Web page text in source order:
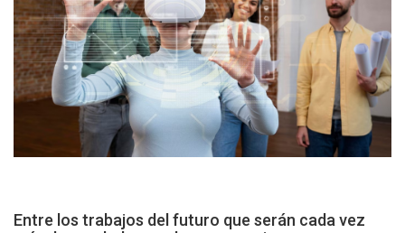
Entre los trabajos del futuro que serán cada vez